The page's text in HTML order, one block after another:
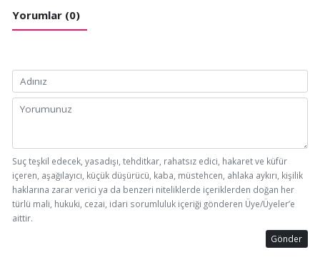
Yorumlar (0)
Suç teşkil edecek, yasadışı, tehditkar, rahatsız edici, hakaret ve küfür
içeren, aşağılayıcı, küçük düşürücü, kaba, müstehcen, ahlaka aykırı, kişilik
haklarına zarar verici ya da benzeri niteliklerde içeriklerden doğan her
türlü mali, hukuki, cezai, idari sorumluluk içeriği gönderen Üye/Üyeler’e
aittir.
Gönder